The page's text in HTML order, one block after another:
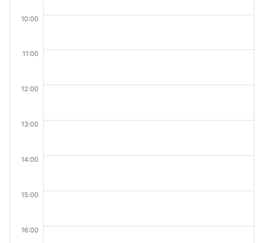
10:00
11:00
12:00
13:00
14:00
15:00
16:00